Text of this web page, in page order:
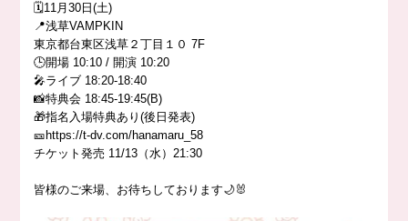
🗓️11月30日(土)
📍浅草VAMPKIN
東京都台東区浅草２丁目１０ 7F
🕒開場 10:10 / 開演 10:20
🎤ライブ 18:20-18:40
📸特典会 18:45-19:45(B)
🎁指名入場特典あり(後日発表)
🎫https://t-dv.com/hanamaru_58
チケット発売 11/13（水）21:30
皆様のご来場、お待ちしております🌙🐰